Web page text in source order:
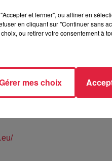
à 0h00
à 0h00
et fermer", ou affiner en
en cliquant sur "Continuer sans
ou retirer votre consentement à
mes choix